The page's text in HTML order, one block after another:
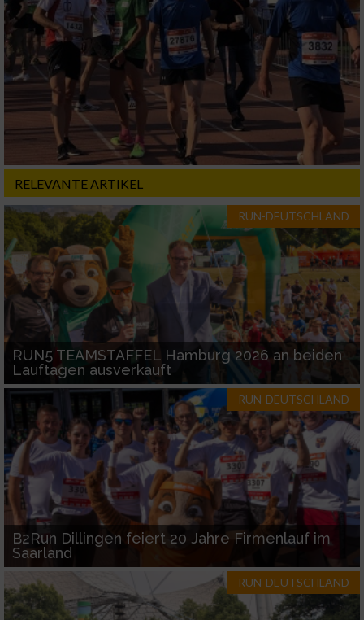
RELEVANTE ARTIKEL
RUN-DEUTSCHLAND
RUN5 TEAMSTAFFEL Hamburg 2026 an beiden
Lauftagen ausverkauft
RUN-DEUTSCHLAND
B2Run Dillingen feiert 20 Jahre Firmenlauf im
Saarland
RUN-DEUTSCHLAND